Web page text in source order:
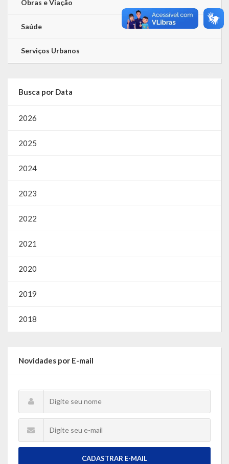
Obras e Viação
Saúde
Serviços Urbanos
Busca por Data
2026
2025
2024
2023
2022
2021
2020
2019
2018
Novidades por E-mail
CADASTRAR E-MAIL